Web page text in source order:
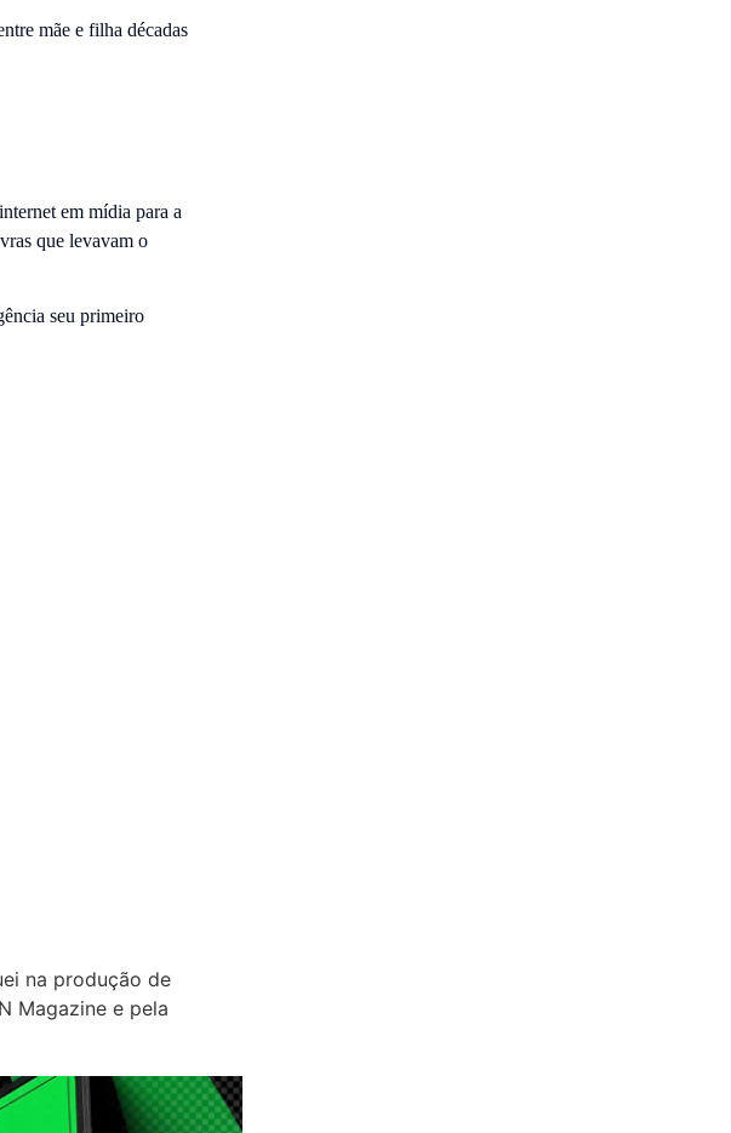
mãe e filha décadas
em mídia para a
que levavam o
seu primeiro
na produção de
Magazine e pela